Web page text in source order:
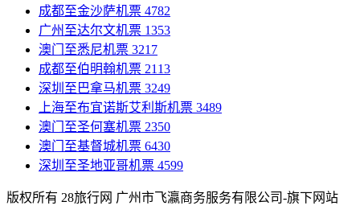
成都至金沙萨机票 4782
广州至达尔文机票 1353
澳门至悉尼机票 3217
成都至伯明翰机票 2113
深圳至巴拿马机票 3249
上海至布宜诺斯艾利斯机票 3489
澳门至圣何塞机票 2350
澳门至基督城机票 6430
深圳至圣地亚哥机票 4599
版权所有 28旅行网 广州市飞瀛商务服务有限公司-旗下网站